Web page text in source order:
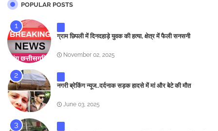
POPULAR POSTS
ग्राम छिपली में दिनदहाड़े युवक की हत्या, क्षेत्र में फैली सनसनी
November 02, 2025
नगरी ब्रेकिंग न्यूज..दर्दनाक सड़क हादसे में मां और बेटे की मौत
June 03, 2025